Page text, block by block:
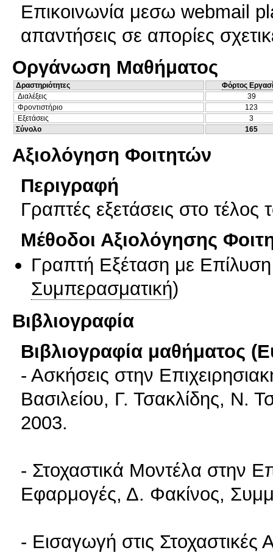
Επικοινωνία μεσω webmail
απαντήσεις σε απορίες
Οργάνωση Μαθήματος
Δραστηριότητες
Φόρτος
Διαλέξεις
39
Φροντιστήριο
123
Εξετάσεις
3
Σύνολο
165
Αξιολόγηση Φοιτητών
Περιγραφή
Γραπτές εξετάσεις στο τέλος
Μέθοδοι Αξιολόγησης
Γραπτή Εξέταση με
Συμπερασματική)
Βιβλιογραφία
Βιβλιογραφία μαθήματος
- Ασκήσεις στην
Βασιλείου, Γ. Τσακλίδης, Ν.
2003.
- Στοχαστικά Μοντέλα στην
Εφαρμογές, Δ. Φακίνος,
- Εισαγωγή στις Στοχαστικές